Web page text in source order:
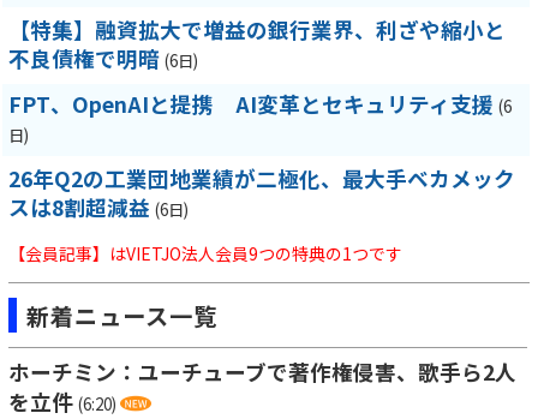
【特集】融資拡大で増益の銀行業界、利ざや縮小と
不良債権で明暗 (6日)
FPT、OpenAIと提携 AI変革とセキュリティ支援 (6
日)
26年Q2の工業団地業績が二極化、最大手ベカメック
スは8割超減益 (6日)
【会員記事】はVIETJO法人会員9つの特典の1つです
新着ニュース一覧
ホーチミン：ユーチューブで著作権侵害、歌手ら2人
を立件 (6:20)